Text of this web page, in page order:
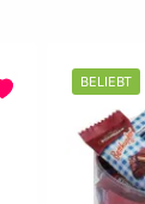
BELIEBT